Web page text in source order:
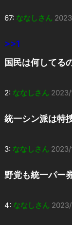
67: ななしさん
>>1
国民は何してる
2: ななしさん 2023/
統一シン派は特
3: ななしさん 2023/
野党も統一パー
4: ななしさん